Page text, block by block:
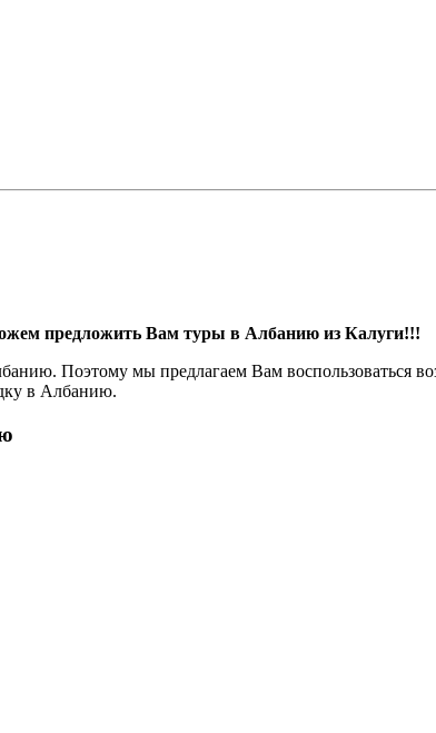
предложить Вам туры в Албанию из Калуги!!!
Поэтому мы предлагаем Вам воспользоваться
в Албанию.